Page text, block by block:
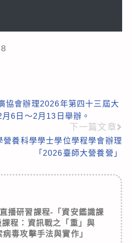
協會辦理2026年第四十三屆大
6日～2月13日舉辦。
下一篇文章
營養科學學士學位學程學會辦理
「2026臺師大營養營」
播研習課程-「資安鑑識課
程：資訊戰之「重」與
病毒攻擊手法與實作」